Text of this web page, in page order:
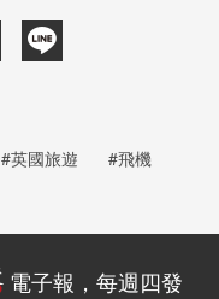
#英國旅遊 #飛機
電子報，每週四發